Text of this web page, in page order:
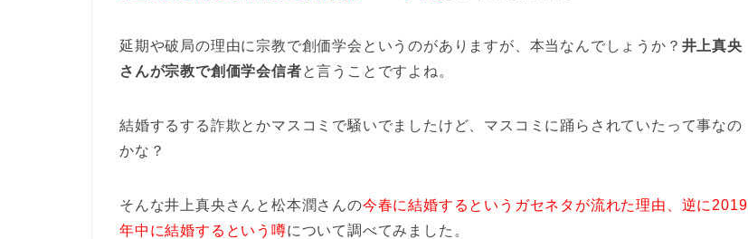
延期や破局の理由に宗教で創価学会というのがありますが、本当なんでしょうか？ 井上真央
さんが宗教で創価学会信者と言うことですよね。
結婚するする詐欺とかマスコミで騒いでましたけど、マスコミに踊らされていたって事なの
かな？
そんな井上真央さんと松本潤さんの今春に結婚するというガセネタが流れた理由、逆に2019
年中に結婚するという噂について調べてみました。